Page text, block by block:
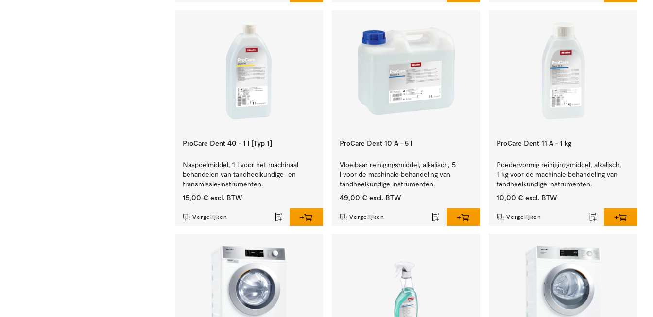
ProCare Dent 40 - 1 l [Typ 1]
Naspoelmiddel, 1 l voor het machinaal
behandelen van tandheelkundige- en
transmissie-instrumenten.
15,00 € excl. BTW
Vergelijken
ProCare Dent 10 A - 5 l
Vloeibaar reinigingsmiddel, alkalisch, 5
l voor de machinale behandeling van
tandheelkundige instrumenten.
49,00 € excl. BTW
Vergelijken
ProCare Dent 11 A - 1 kg
Poedervormig reinigingsmiddel, alkalisch,
1 kg voor de machinale behandeling van
tandheelkundige instrumenten.
10,00 € excl. BTW
Vergelijken